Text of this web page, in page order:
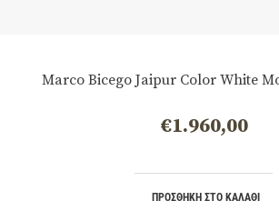
Marco Bicego Jaipur Color White
€1.960,00
ΠΡΟΣΘΉΚΗ ΣΤΟ ΚΑΛΆΘΙ